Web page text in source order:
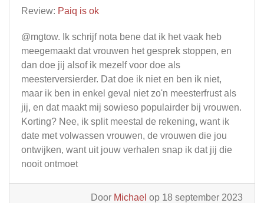
Review: Paiq is ok
@mgtow. Ik schrijf nota bene dat ik het vaak heb
meegemaakt dat vrouwen het gesprek stoppen, en
dan doe jij alsof ik mezelf voor doe als
meesterversierder. Dat doe ik niet en ben ik niet,
maar ik ben in enkel geval niet zo'n meesterfrust als
jij, en dat maakt mij sowieso populairder bij vrouwen.
Korting? Nee, ik split meestal de rekening, want ik
date met volwassen vrouwen, de vrouwen die jou
ontwijken, want uit jouw verhalen snap ik dat jij die
nooit ontmoet
Door Michael op 18 september 2023